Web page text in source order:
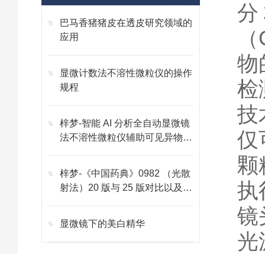
巴马香猪猪皮在透皮研究领域的
应用
显微计数法不溶性微粒仪的操作
规程
梓梦-智能 AI 分析全自动显微镜
法不溶性微粒仪辅助可见异物分
梓梦-《中国药典》0982 （光散
射法）20 版与 25 版对比以及未
显微镜下的美白精华
（
物
检
技
仅
颗
执
镜
光